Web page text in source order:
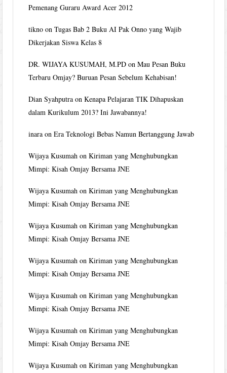
Pemenang Guraru Award Acer 2012
tikno onTugas Bab 2 Buku AI Pak Onno yang Wajib
Dikerjakan Siswa Kelas 8
DR. WIJAYA KUSUMAH, M.PD onMau Pesan Buku
Terbaru Omjay? Buruan Pesan Sebelum Kehabisan!
Dian Syahputra onKenapa Pelajaran TIK Dihapuskan
dalam Kurikulum 2013? Ini Jawabannya!
inara onEra Teknologi Bebas Namun Bertanggung Jawab
Wijaya Kusumah onKiriman yang Menghubungkan
Mimpi: Kisah Omjay Bersama JNE
Wijaya Kusumah onKiriman yang Menghubungkan
Mimpi: Kisah Omjay Bersama JNE
Wijaya Kusumah onKiriman yang Menghubungkan
Mimpi: Kisah Omjay Bersama JNE
Wijaya Kusumah onKiriman yang Menghubungkan
Mimpi: Kisah Omjay Bersama JNE
Wijaya Kusumah onKiriman yang Menghubungkan
Mimpi: Kisah Omjay Bersama JNE
Wijaya Kusumah onKiriman yang Menghubungkan
Mimpi: Kisah Omjay Bersama JNE
Wijaya Kusumah onKiriman yang Menghubungkan